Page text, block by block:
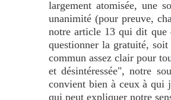
largement atomisée, une
unanimité (pour preuve,
notre article 13 qui dit que
questionner la gratuité,
commun assez clair pour
et désintéressée", notre
convient bien à ceux à qui
qui peut expliquer notre